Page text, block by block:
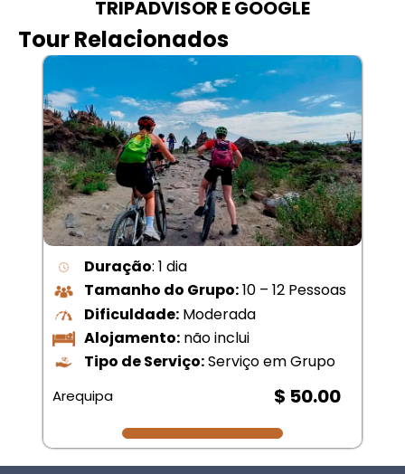
TRIPADVISOR E GOOGLE
Tour Relacionados
Duração: 1 dia
Tamanho do Grupo:10 – 12 Pessoas
Dificuldade:Moderada
Alojamento:não inclui
Tipo de Serviço:Serviço em Grupo
Arequipa $ 50.00